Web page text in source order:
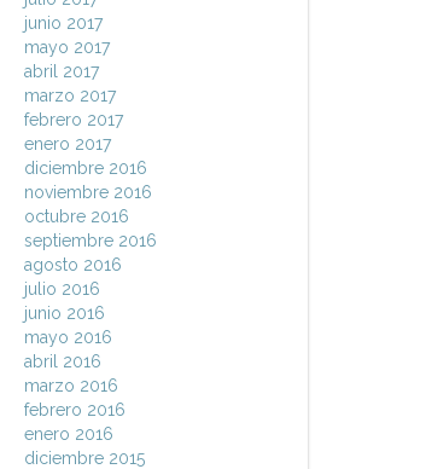
junio 2017
mayo 2017
abril 2017
marzo 2017
febrero 2017
enero 2017
diciembre 2016
noviembre 2016
octubre 2016
septiembre 2016
agosto 2016
julio 2016
junio 2016
mayo 2016
abril 2016
marzo 2016
febrero 2016
enero 2016
diciembre 2015